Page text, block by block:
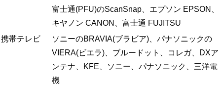
富士通(PFU)のScanSnap、エプソン EPSON、
キヤノン CANON、富士通 FUJITSU
携帯テレビ
ソニーのBRAVIA(ブラビア)、パナソニックの
VIERA(ビエラ)、ブルードット、コレガ、DXア
ンテナ、KFE、ソニー、パナソニック、三洋電
機